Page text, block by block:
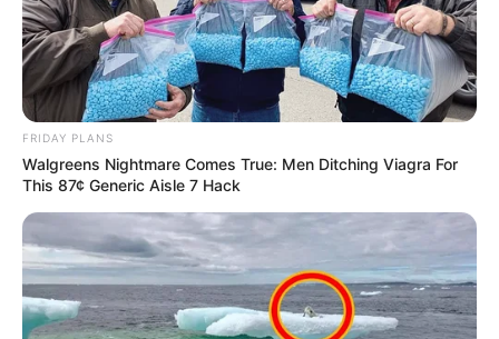
FRIDAY PLANS
Walgreens Nightmare Comes True: Men Ditching Viagra For
This 87¢ Generic Aisle 7 Hack